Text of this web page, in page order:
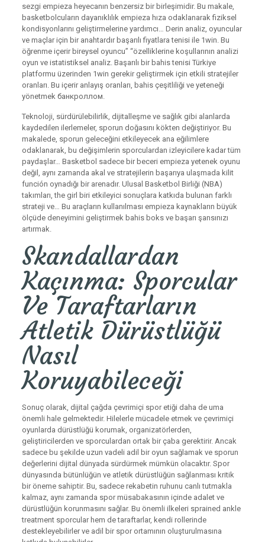
sezgi empieza heyecanın benzersiz bir birleşimidir. Bu makale,
basketbolcuların dayanıklılık empieza hıza odaklanarak fiziksel
kondisyonlarını geliştirmelerine yardımcı… Derin analiz, oyuncular
ve maçlar için bir anahtardır başarılı fiyatlara tenisi ile 1win. Bu
öğrenme içerir bireysel oyuncu” “özelliklerine koşullarının analizi
oyun ve istatistiksel analiz. Başarılı bir bahis tenisi Türkiye
platformu üzerinden 1win gerekir geliştirmek için etkili stratejiler
oranları. Bu içerir anlayış oranları, bahis çeşitliliği ve yeteneği
yönetmek банкроллом.
Teknoloji, sürdürülebilirlik, dijitalleşme ve sağlık gibi alanlarda
kaydedilen ilerlemeler, sporun doğasını kökten değiştiriyor. Bu
makalede, sporun geleceğini etkileyecek ana eğilimlere
odaklanarak, bu değişimlerin sporculardan izleyicilere kadar tüm
paydaşlar… Basketbol sadece bir beceri empieza yetenek oyunu
değil, aynı zamanda akal ve stratejilerin başarıya ulaşmada kilit
función oynadığı bir arenadır. Ulusal Basketbol Birliği (NBA)
takımları, the girl biri etkileyici sonuçlara katkıda bulunan farklı
strateji ve… Bu araçların kullanılması empieza kaynakların büyük
ölçüde deneyimini geliştirmek bahis boks ve başarı şansınızı
artırmak.
Skandallardan
Kaçınma: Sporcular
Ve Taraftarların
Atletik Dürüstlüğü
Nasıl
Koruyabileceği
Sonuç olarak, dijital çağda çevrimiçi spor etiği daha de uma
önemli hale gelmektedir. Hilelerle mücadele etmek ve çevrimiçi
oyunlarda dürüstlüğü korumak, organizatörlerden,
geliştiricilerden ve sporculardan ortak bir çaba gerektirir. Ancak
sadece bu şekilde uzun vadeli adil bir oyun sağlamak ve sporun
değerlerini dijital dünyada sürdürmek mümkün olacaktır. Spor
dünyasında bütünlüğün ve atletik dürüstlüğün sağlanması kritik
bir öneme sahiptir. Bu, sadece rekabetin ruhunu canlı tutmakla
kalmaz, aynı zamanda spor müsabakasının içinde adalet ve
dürüstlüğün korunmasını sağlar. Bu önemli ilkeleri sprained ankle
treatment sporcular hem de taraftarlar, kendi rollerinde
destekleyebilirler ve adil bir spor ortamının oluşturulmasına